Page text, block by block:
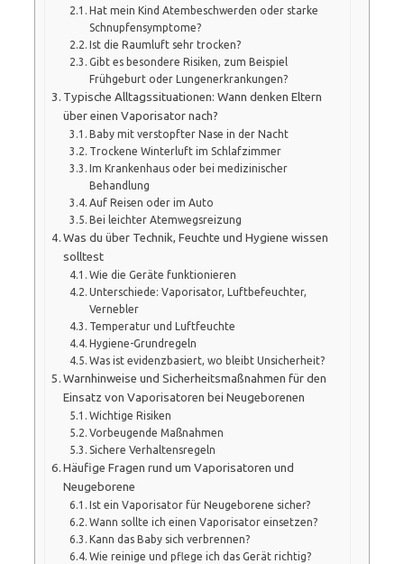
Hat mein Kind Atembeschwerden oder starke
Schnupfensymptome?
Ist die Raumluft sehr trocken?
Gibt es besondere Risiken, zum Beispiel
Frühgeburt oder Lungenerkrankungen?
Typische Alltagssituationen: Wann denken Eltern
über einen Vaporisator nach?
Baby mit verstopfter Nase in der Nacht
Trockene Winterluft im Schlafzimmer
Im Krankenhaus oder bei medizinischer
Behandlung
Auf Reisen oder im Auto
Bei leichter Atemwegsreizung
Was du über Technik, Feuchte und Hygiene wissen
solltest
Wie die Geräte funktionieren
Unterschiede: Vaporisator, Luftbefeuchter,
Vernebler
Temperatur und Luftfeuchte
Hygiene-Grundregeln
Was ist evidenzbasiert, wo bleibt Unsicherheit?
Warnhinweise und Sicherheitsmaßnahmen für den
Einsatz von Vaporisatoren bei Neugeborenen
Wichtige Risiken
Vorbeugende Maßnahmen
Sichere Verhaltensregeln
Häufige Fragen rund um Vaporisatoren und
Neugeborene
Ist ein Vaporisator für Neugeborene sicher?
Wann sollte ich einen Vaporisator einsetzen?
Kann das Baby sich verbrennen?
Wie reinige und pflege ich das Gerät richtig?